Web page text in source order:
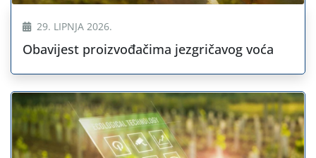
29. LIPNJA 2026.
Obavijest proizvođačima jezgričavog voća